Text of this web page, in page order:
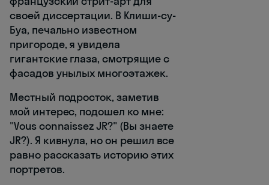
своей диссертации. В Клиши-су-
Буа, печально известном
пригороде, я увидела
гигантские глаза, смотрящие с
фасадов унылых многоэтажек.
Местный подросток, заметив
мой интерес, подошел ко мне:
"Vous connaissez JR?" (Вы знаете
JR?). Я кивнула, но он решил все
равно рассказать историю этих
портретов.